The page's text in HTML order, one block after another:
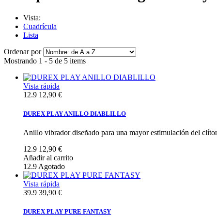
Vista:
Cuadrícula
Lista
Ordenar por
Mostrando 1 - 5 de 5 items
Vista rápida
12.9 12,90 €
DUREX PLAY ANILLO DIABLILLO
Anillo vibrador diseñado para una mayor estimulación del
12.9 12,90 €
Añadir al carrito
12.9 Agotado
Vista rápida
39.9 39,90 €
DUREX PLAY PURE FANTASY